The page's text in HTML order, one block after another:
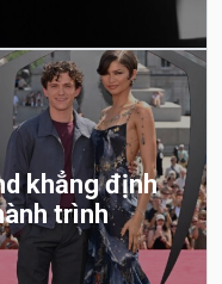
khẳng định
trình